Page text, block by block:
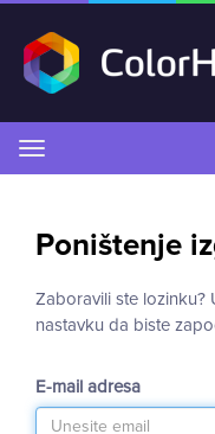
Poništenje
Zaboravili ste lozinku?
nastavku da biste
E-mail adresa